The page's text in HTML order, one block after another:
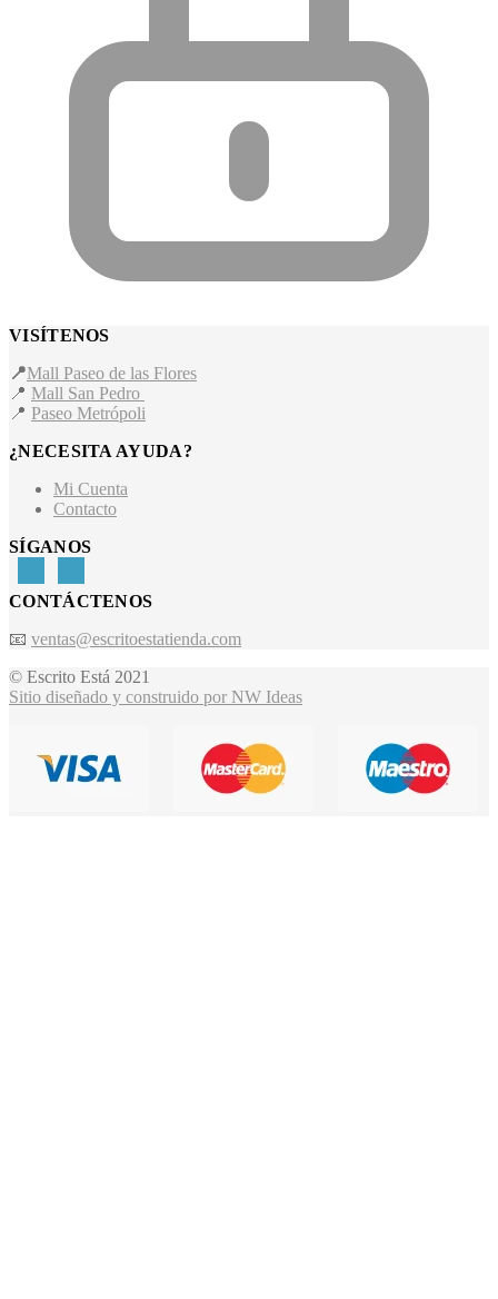
VISÍTENOS
📍Mall Paseo de las Flores
📍 Mall San Pedro
📍 Paseo Metrópoli
¿NECESITA AYUDA?
Mi Cuenta
Contacto
SÍGANOS
CONTÁCTENOS
📧 ventas@escritoestatienda.com
© Escrito Está 2021
Sitio diseñado y construido por NW Ideas